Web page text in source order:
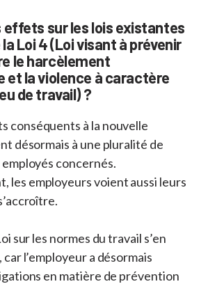
effets sur les lois existantes
la Loi 4 (Loi visant à prévenir
le harcèlement
et la violence à caractère
de travail) ?
conséquents à la nouvelle
désormais à une pluralité de
concernés.
les employeurs voient aussi leurs
sur les normes du travail s’en
l’employeur a désormais
en matière de prévention